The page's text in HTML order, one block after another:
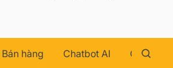
hàng Chatbot AI Chăm